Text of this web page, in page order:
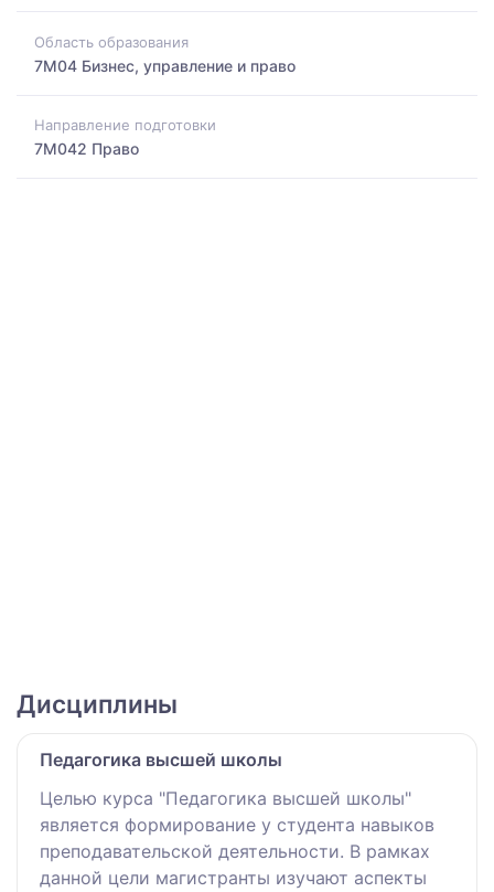
Область образования
7M04 Бизнес, управление и право
Направление подготовки
7M042 Право
Дисциплины
Педагогика высшей школы
Целью курса "Педагогика высшей школы"
является формирование у студента навыков
преподавательской деятельности. В рамках
данной цели магистранты изучают аспекты